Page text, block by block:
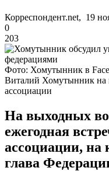
Корреспондент.net, 19
0
203
Фото: Хомутынник в
Виталий Хомутынник на
ассоциации
На выходных
ежегодная
ассоциации, на
глава